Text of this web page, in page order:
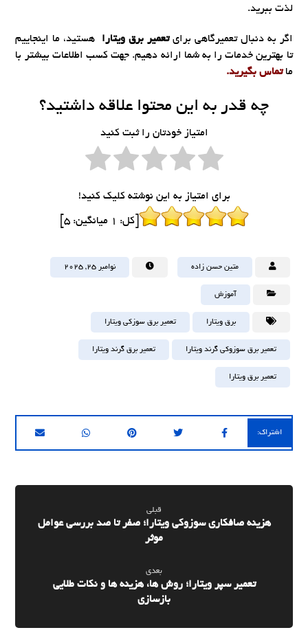
لذت ببرید.
اگر به دنبال تعمیرگاهی برایتعمیر برق ویتارا
هستید، ما اینجاییم
تا بهترین خدمات را به شما ارائه دهیم. جهت کسب اطلاعات بیشتر با
ماتماس بگیرید.
چه قدر به این محتوا علاقه داشتید؟
امتیاز خودتان را ثبت کنید
برای امتیاز به این نوشته کلیک کنید!
[کل: 1 میانگین:5
متین حسن زاده نوامبر ۲۵, ۲۰۲۵
آموزش
برق ویتارا تعمیر برق سوزکی ویتارا
تعمیر برق سوزوکی گرند ویتارا تعمیر برق گرند ویتارا
تعمیر برق ویتارا
قبلی
هزینه صافکاری سوزوکی ویتارا؛ صفر تا صد بررسی عوامل
موثر
بعدی
تعمیر سپر ویتارا؛ روش ها، هزینه ها و نکات طلایی
بازسازی